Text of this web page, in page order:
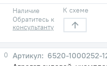
Наличие
Обратитесь к
консультанту
К схеме
0
6520-1000252-